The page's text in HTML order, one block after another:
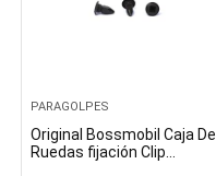
PARAGOLPES
Original Bossmobil Caja De
Ruedas fijación Clip